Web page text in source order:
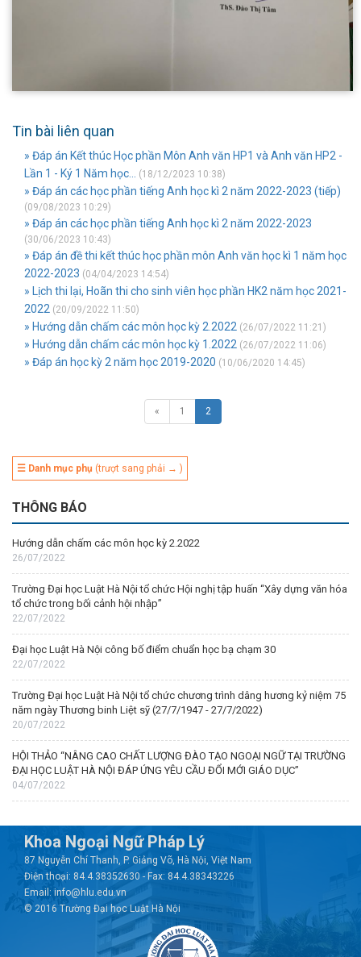
Tin bài liên quan
» Đáp án Kết thúc Học phần Môn Anh văn HP1 và Anh văn HP2 -
Lần 1 - Ký 1 Năm học...
(18/12/2023 10:38)
» Đáp án các học phần tiếng Anh học kì 2 năm 2022-2023 (tiếp)
(09/08/2023 10:29)
» Đáp án các học phần tiếng Anh học kì 2 năm 2022-2023
(30/06/2023 10:43)
» Đáp án đề thi kết thúc học phần môn Anh văn học kì 1 năm học
2022-2023 (04/04/2023 14:54)
» Lịch thi lại, Hoãn thi cho sinh viên học phần HK2 năm học 2021-
2022 (20/09/2022 11:50)
» Hướng dẫn chấm các môn học kỳ 2.2022 (26/07/2022 11:21)
» Hướng dẫn chấm các môn học kỳ 1.2022 (26/07/2022 11:06)
» Đáp án học kỳ 2 năm học 2019-2020 (10/06/2020 14:45)
« 1 2
☰ Danh mục phụ (trượt sang phải → )
THÔNG BÁO
Hướng dẫn chấm các môn học kỳ 2.2022
26/07/2022
Trường Đại học Luật Hà Nội tổ chức Hội nghị tập huấn “Xây dựng văn hóa
tổ chức trong bối cảnh hội nhập”
22/07/2022
Đại học Luật Hà Nội công bố điểm chuẩn học bạ chạm 30
22/07/2022
Trường Đại học Luật Hà Nội tổ chức chương trình dâng hương kỷ niệm 75
năm ngày Thương binh Liệt sỹ (27/7/1947 - 27/7/2022)
20/07/2022
HỘI THẢO “NÂNG CAO CHẤT LƯỢNG ĐÀO TẠO NGOẠI NGỮ TẠI TRƯỜNG
ĐẠI HỌC LUẬT HÀ NỘI ĐÁP ỨNG YÊU CẦU ĐỔI MỚI GIÁO DỤC”
04/07/2022
Khoa Ngoại Ngữ Pháp Lý
87 Nguyễn Chí Thanh, P. Giảng Võ, Hà Nội, Việt Nam
Điện thoại: 84.4.38352630 - Fax: 84.4.38343226
Email: info@hlu.edu.vn
© 2016 Trường Đại học Luật Hà Nội